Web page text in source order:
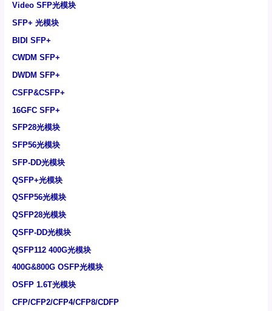
Video SFP光模块
SFP+ 光模块
BIDI SFP+
CWDM SFP+
DWDM SFP+
CSFP&CSFP+
16GFC SFP+
SFP28光模块
SFP56光模块
SFP-DD光模块
QSFP+光模块
QSFP56光模块
QSFP28光模块
QSFP-DD光模块
QSFP112 400G光模块
400G&800G OSFP光模块
OSFP 1.6T光模块
CFP/CFP2/CFP4/CFP8/CDFP